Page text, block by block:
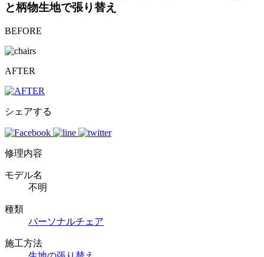
と柄物生地で張り替え
BEFORE
AFTER
シェアする
修理内容
モデル名
不明
種類
パーソナルチェア
施工方法